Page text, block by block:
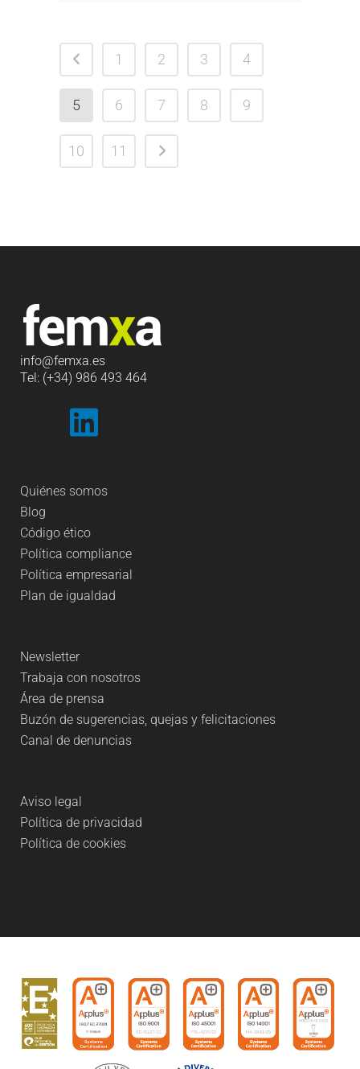
1 2 3 4
5 6 7 8 9
10 11
info@femxa.es
Tel: (+34) 986 493 464
Quiénes somos
Blog
Código ético
Política compliance
Política empresarial
Plan de igualdad
Newsletter
Trabaja con nosotros
Área de prensa
Buzón de sugerencias, quejas y felicitaciones
Canal de denuncias
Aviso legal
Política de privacidad
Política de cookies